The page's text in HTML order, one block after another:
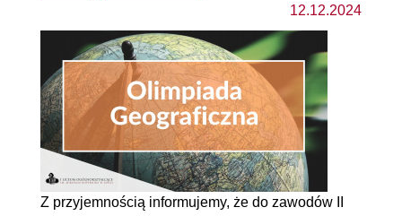
12.12.2024
Z przyjemnością informujemy, że do zawodów II